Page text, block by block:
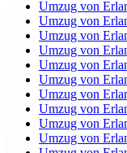
Umzug von
Umzug von
Umzug von
Umzug von
Umzug von
Umzug von
Umzug von
Umzug von
Umzug von
Umzug von